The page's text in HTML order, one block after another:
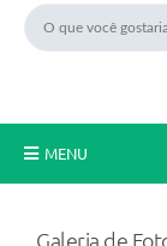
MENU
Galeria de